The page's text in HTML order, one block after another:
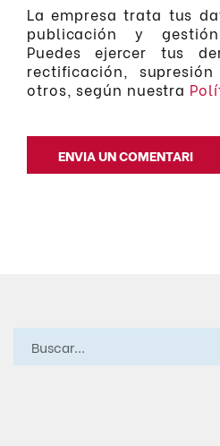
La empresa trata tus
publicación y
Puedes ejercer tus
rectificación,
otros, según nuestra